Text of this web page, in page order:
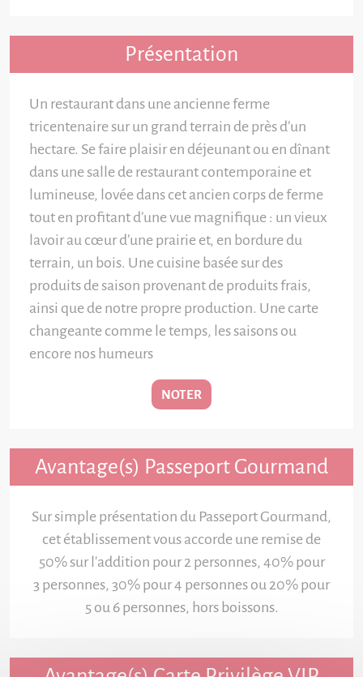
Présentation
Un restaurant dans une ancienne ferme
tricentenaire sur un grand terrain de près d’un
hectare. Se faire plaisir en déjeunant ou en dînant
dans une salle de restaurant contemporaine et
lumineuse, lovée dans cet ancien corps de ferme
tout en profitant d’une vue magnifique : un vieux
lavoir au cœur d’une prairie et, en bordure du
terrain, un bois. Une cuisine basée sur des
produits de saison provenant de produits frais,
ainsi que de notre propre production. Une carte
changeante comme le temps, les saisons ou
encore nos humeurs
NOTER
Avantage(s) Passeport Gourmand
Sur simple présentation du Passeport Gourmand,
cet établissement vous accorde une remise de
50% sur l'addition pour 2 personnes, 40% pour
3 personnes, 30% pour 4 personnes ou 20% pour
5 ou 6 personnes, hors boissons.